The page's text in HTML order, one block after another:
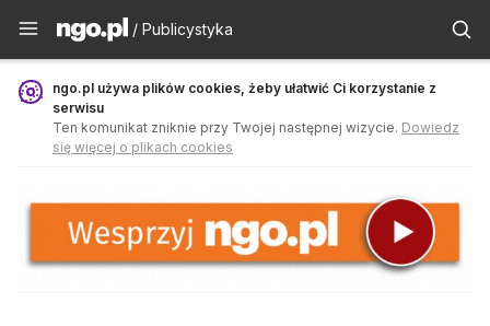
Publicystyka - ngo.pl
/ Publicystyka
ngo.pl używa plików cookies, żeby ułatwić Ci korzystanie z
serwisu
Ten komunikat zniknie przy Twojej następnej wizycie. Dowiedz
się więcej o plikach cookies